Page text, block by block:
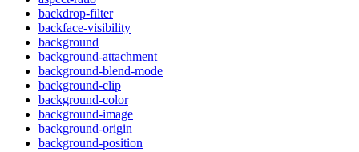
backdrop-filter
backface-visibility
background
background-attachment
background-blend-mode
background-clip
background-color
background-image
background-origin
background-position